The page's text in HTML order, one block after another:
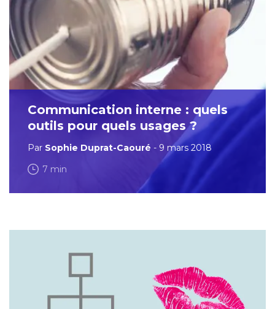
Communication interne : quels
outils pour quels usages ?
Par Sophie Duprat-Caouré - 9 mars 2018
7 min